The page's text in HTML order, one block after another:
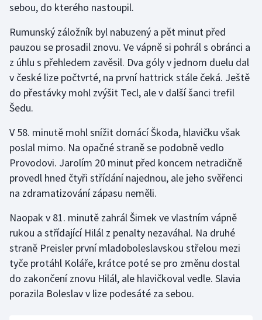
Plavání
Plážový volejbal
Ragby
Rychlobruslení
Short track
Sportovní střelba
Triatlon
Veslování
Vodní slalom
sebou, do kterého nastoupil.
Rumunský záložník byl nabuzený a pět minut před
pauzou se prosadil znovu. Ve vápně si pohrál s obránci a
z úhlu s přehledem zavěsil. Dva góly v jednom duelu dal
v české lize počtvrté, na první hattrick stále čeká. Ještě
do přestávky mohl zvýšit Tecl, ale v další šanci trefil
Šedu.
V 58. minutě mohl snížit domácí Škoda, hlavičku však
poslal mimo. Na opačné straně se podobně vedlo
Provodovi. Jarolím 20 minut před koncem netradičně
provedl hned čtyři střídání najednou, ale jeho svěřenci
na zdramatizování zápasu neměli.
Naopak v 81. minutě zahrál Šimek ve vlastním vápně
rukou a střídající Hilál z penalty nezaváhal. Na druhé
straně Preisler první mladoboleslavskou střelou mezi
tyče protáhl Koláře, krátce poté se pro změnu dostal
do zakončení znovu Hilál, ale hlavičkoval vedle. Slavia
porazila Boleslav v lize podesáté za sebou.